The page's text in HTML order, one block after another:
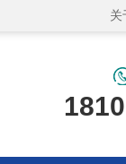
关